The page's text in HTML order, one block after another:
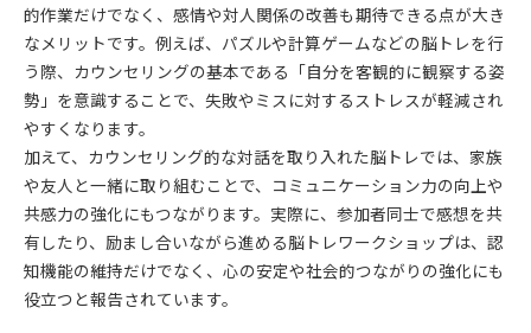
的作業だけでなく、感情や対人関係の改善も期待できる点が大き
なメリットです。例えば、パズルや計算ゲームなどの脳トレを行
う際、カウンセリングの基本である「自分を客観的に観察する姿
勢」を意識することで、失敗やミスに対するストレスが軽減され
やすくなります。
加えて、カウンセリング的な対話を取り入れた脳トレでは、家族
や友人と一緒に取り組むことで、コミュニケーション力の向上や
共感力の強化にもつながります。実際に、参加者同士で感想を共
有したり、励まし合いながら進める脳トレワークショップは、認
知機能の維持だけでなく、心の安定や社会的つながりの強化にも
役立つと報告されています。